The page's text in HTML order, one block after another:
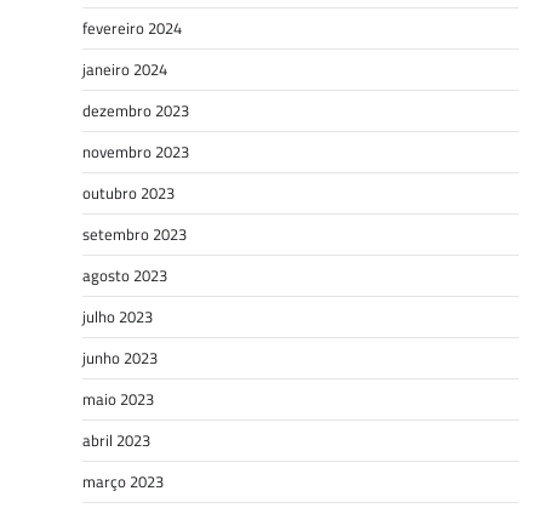
fevereiro 2024
janeiro 2024
dezembro 2023
novembro 2023
outubro 2023
setembro 2023
agosto 2023
julho 2023
junho 2023
maio 2023
abril 2023
março 2023